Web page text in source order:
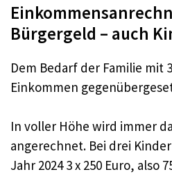
Bürgergeld – auch
Dem Bedarf der Familie mit
Einkommen
In voller Höhe wird immer
angerechnet. Bei drei
Jahr 2024 3 x 250 Euro, also